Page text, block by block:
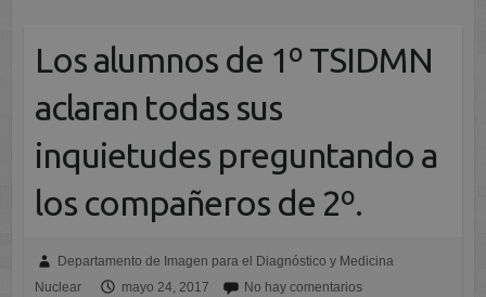
Los alumnos de 1º TSIDMN
aclaran todas sus
inquietudes preguntando a
los compañeros de 2º.
Departamento de Imagen para el Diagnóstico y Medicina
Nuclear
mayo 24, 2017 No hay comentarios